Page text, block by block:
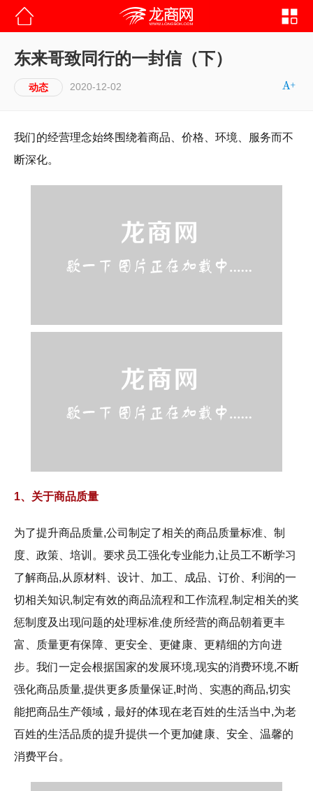
东来哥致同行的一封信（下）
动态 2020-12-02
我们的经营理念始终围绕着商品、价格、环境、服务而不
断深化。
1、关于商品质量
为了提升商品质量,公司制定了相关的商品质量标准、制
度、政策、培训。要求员工强化专业能力,让员工不断学习
了解商品,从原材料、设计、加工、成品、订价、利润的一
切相关知识,制定有效的商品流程和工作流程,制定相关的奖
惩制度及出现问题的处理标准,使所经营的商品朝着更丰
富、质量更有保障、更安全、更健康、更精细的方向进
步。我们一定会根据国家的发展环境,现实的消费环境,不断
强化商品质量,提供更多质量保证,时尚、实惠的商品,切实
能把商品生产领域，最好的体现在老百姓的生活当中,为老
百姓的生活品质的提升提供一个更加健康、安全、温馨的
消费平台。